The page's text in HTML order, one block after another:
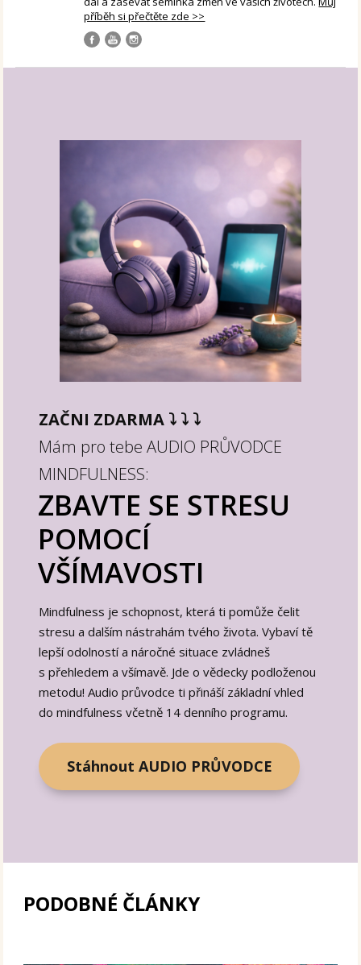
příběh si přečtěte zde >>
ZAČNI ZDARMA ⤵︎ ⤵︎ ⤵︎
Mám pro tebe AUDIO PRŮVODCE
MINDFULNESS:
ZBAVTE SE STRESU
POMOCÍ
VŠÍMAVOSTI
Mindfulness je schopnost, která ti pomůže čelit
stresu a dalším nástrahám tvého života. Vybaví tě
lepší odolností a náročné situace zvládneš
s přehledem a všímavě. Jde o vědecky podloženou
metodu! Audio průvodce ti přináší základní vhled
do mindfulness včetně 14 denního programu.
Stáhnout AUDIO PRŮVODCE
PODOBNÉ ČLÁNKY